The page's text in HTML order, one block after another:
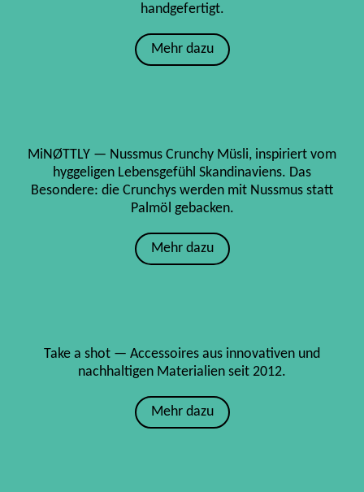
handgefertigt.
Mehr dazu
MiNØTTLY — Nussmus Crunchy Müsli, inspiriert vom
hyggeligen Lebensgefühl Skandinaviens. Das
Besondere: die Crunchys werden mit Nussmus statt
Palmöl gebacken.
Mehr dazu
Take a shot — Accessoires aus innovativen und
nachhaltigen Materialien seit 2012.
Mehr dazu